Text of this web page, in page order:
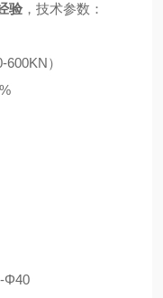
验 ，技术参数：
）
Φ40